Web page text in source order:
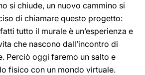
si chiude, un nuovo cammino si
di chiamare questo progetto:
tutto il murale è un’esperienza e
che nascono dall’incontro di
Perciò oggi faremo un salto e
fisico con un mondo virtuale.